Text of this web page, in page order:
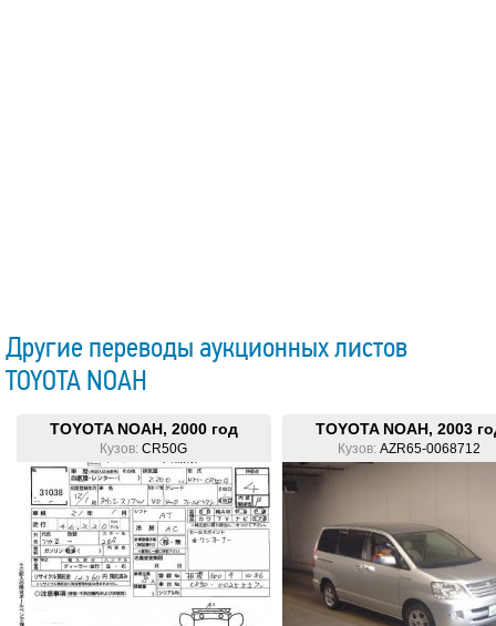
Другие переводы аукционных листов
TOYOTA NOAH
TOYOTA NOAH, 2000 год
Кузов: CR50G
TOYOTA NOAH, 2003
Кузов: AZR65-0068712